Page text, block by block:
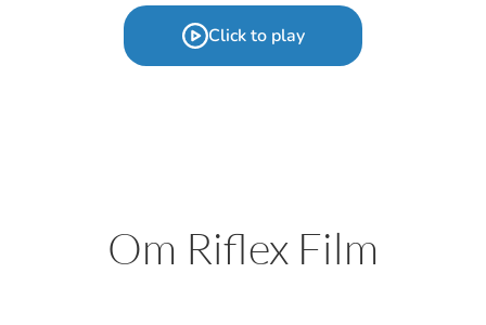
Click to play
Om Riflex Film